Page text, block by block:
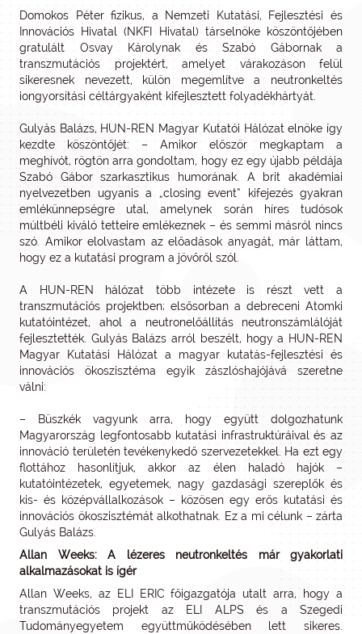
Domokos Péter fizikus, a Nemzeti Kutatási, Fejlesztési és
Innovációs Hivatal (NKFI Hivatal) társelnöke köszöntőjében
gratulált Osvay Károlynak és Szabó Gábornak a
transzmutációs projektért, amelyet várakozáson felül
sikeresnek nevezett, külön megemlítve a neutronkeltés
iongyorsítási céltárgyaként kifejlesztett folyadékhártyát.
Gulyás Balázs, HUN-REN Magyar Kutatói Hálózat elnöke így
kezdte köszöntőjét: – Amikor először megkaptam a
meghívót, rögtön arra gondoltam, hogy ez egy újabb példája
Szabó Gábor szarkasztikus humorának. A brit akadémiai
nyelvezetben ugyanis a „closing event” kifejezés gyakran
emlékünnepségre utal, amelynek során híres tudósok
múltbéli kiváló tetteire emlékeznek – és semmi másról nincs
szó. Amikor elolvastam az előadások anyagát, már láttam,
hogy ez a kutatási program a jövőről szól.
A HUN-REN hálózat több intézete is részt vett a
transzmutációs projektben; elsősorban a debreceni Atomki
kutatóintézet, ahol a neutronelőállítás neutronszámlálóját
fejlesztették. Gulyás Balázs arról beszélt, hogy a HUN-REN
Magyar Kutatási Hálózat a magyar kutatás-fejlesztési és
innovációs ökoszisztéma egyik zászlóshajójává szeretne
válni:
– Büszkék vagyunk arra, hogy együtt dolgozhatunk
Magyarország legfontosabb kutatási infrastruktúráival és az
innováció területén tevékenykedő szervezetekkel. Ha ezt egy
flottához hasonlítjuk, akkor az élen haladó hajók –
kutatóintézetek, egyetemek, nagy gazdasági szereplők és
kis- és középvállalkozások – közösen egy erős kutatási és
innovációs ökoszisztémát alkothatnak. Ez a mi célunk – zárta
Gulyás Balázs.
Allan Weeks: A lézeres neutronkeltés már gyakorlati
alkalmazásokat is ígér
Allan Weeks, az ELI ERIC főigazgatója utalt arra, hogy a
transzmutációs projekt az ELI ALPS és a Szegedi
Tudományegyetem együttműködésében lett sikeres.